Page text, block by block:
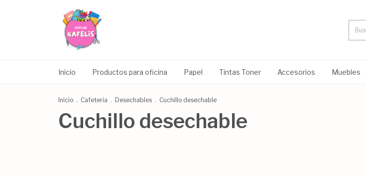
Inicio Productos para oficina Papel Tintas Toner Accesorios Muebles
Inicio . Cafeteria . Desechables . Cuchillo desechable
Cuchillo desechable